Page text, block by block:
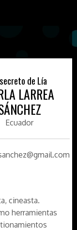
de Lía
LARREA
Ecuador
cineasta.
herramientas